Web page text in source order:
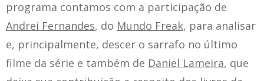
programa contamos com a participação de
Andrei Fernandes, do Mundo Freak, para analisar
e, principalmente, descer o sarrafo no último
filme da série e também de Daniel Lameira, que